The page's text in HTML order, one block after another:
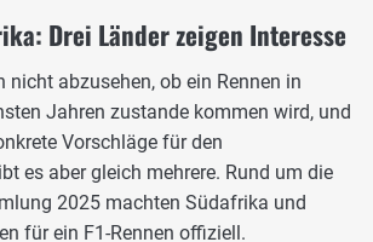
Drei Länder zeigen Interesse
nicht abzusehen, ob ein Rennen in
Jahren zustande kommen wird, und
Vorschläge für den
es aber gleich mehrere. Rund um die
2025 machten Südafrika und
für ein F1-Rennen offiziell.